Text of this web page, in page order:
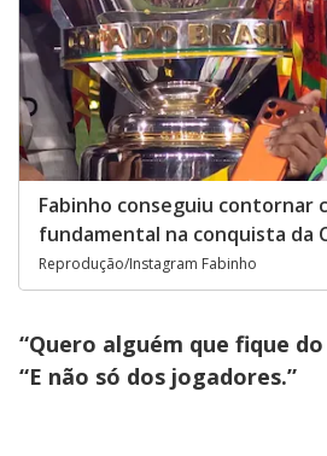
Fabinho conseguiu contornar
fundamental na conquista da
Reprodução/Instagram Fabinho
“Quero alguém que fique
“E não só dos jogadores.”